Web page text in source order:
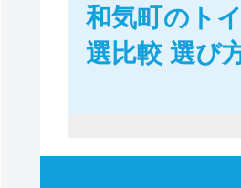
和気町のト
選比較 選び